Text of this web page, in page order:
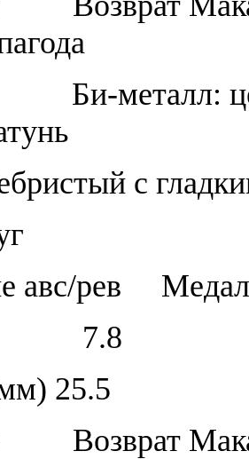
Би-металл:
с
авс/рев
7.8
25.5
Возврат